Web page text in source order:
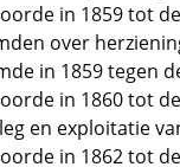
in 1859 tot
over
in 1859 tegen
in 1860 tot
en exploitatie
in 1862 tot